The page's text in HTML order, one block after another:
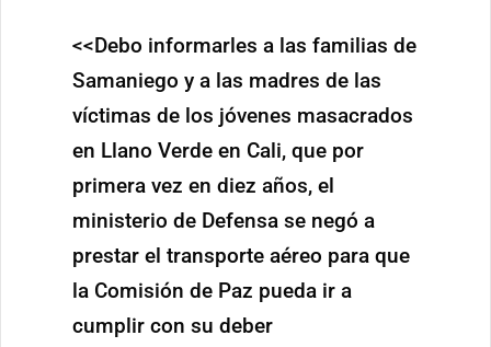
<<Debo informarles a las familias de
Samaniego y a las madres de las
víctimas de los jóvenes masacrados
en Llano Verde en Cali, que por
primera vez en diez años, el
ministerio de Defensa se negó a
prestar el transporte aéreo para que
la Comisión de Paz pueda ir a
cumplir con su deber